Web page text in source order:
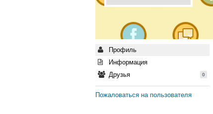
Профиль
Информация
Друзья
0
Пожаловаться на пользователя